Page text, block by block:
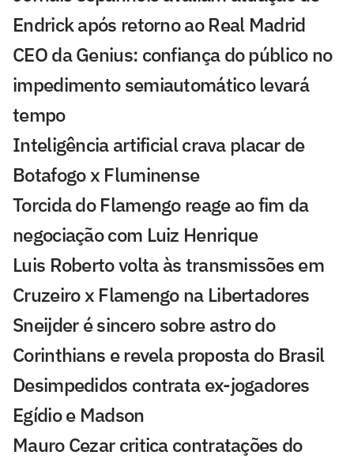
Endrick após retorno ao Real Madrid
CEO da Genius: confiança do público no
impedimento semiautomático levará
tempo
Inteligência artificial crava placar de
Botafogo x Fluminense
Torcida do Flamengo reage ao fim da
negociação com Luiz Henrique
Luis Roberto volta às transmissões em
Cruzeiro x Flamengo na Libertadores
Sneijder é sincero sobre astro do
Corinthians e revela proposta do Brasil
Desimpedidos contrata ex-jogadores
Egídio e Madson
Mauro Cezar critica contratações do